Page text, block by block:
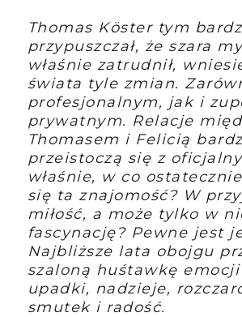
Thomas Köster tym
przypuszczał, że szara
właśnie zatrudnił,
świata tyle zmian.
profesjonalnym, jak i
prywatnym. Relacje
Thomasem i Felicią
przeistoczą się z
właśnie, w co
się ta znajomość? W
miłość, a może tylko w
fascynację? Pewne jest
Najbliższe lata obojgu
szaloną huśtawkę
upadki, nadzieje,
smutek i radość.